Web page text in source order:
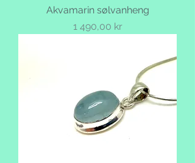
Akvamarin sølvanheng
Pris
1 490,00 kr